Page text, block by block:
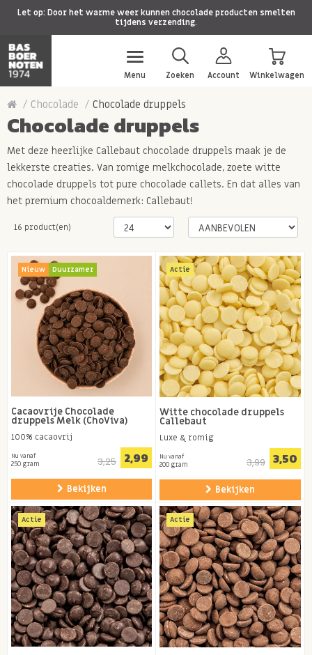
Let op: Door het warme weer kunnen chocolade producten smelten
tijdens verzending.
Menu Zoeken Account Winkelwagen
Chocolade Chocolade druppels
Chocolade druppels
Met deze heerlijke Callebaut chocolade druppels maak je de
lekkerste creaties. Van romige melkchocolade, zoete witte
chocolade druppels tot pure chocolade callets. En dat alles van
het premium chocoaldemerk: Callebaut!
16 product(en)
Nieuw Duurzamer
Cacaovrije Chocolade
druppels Melk (ChoViva)
100% cacaovrij
Nu vanaf
250 gram 3,25 2,99
Bekijken
Actie
Witte chocolade druppels
Callebaut
Luxe & romig
Nu vanaf
200 gram 3,99 3,50
Bekijken
Actie Actie